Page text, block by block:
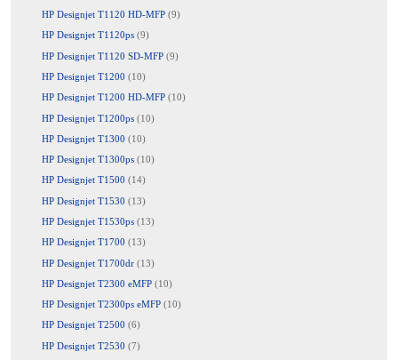
HP Designjet T1120 HD-MFP (9)
HP Designjet T1120ps (9)
HP Designjet T1120 SD-MFP (9)
HP Designjet T1200 (10)
HP Designjet T1200 HD-MFP (10)
HP Designjet T1200ps (10)
HP Designjet T1300 (10)
HP Designjet T1300ps (10)
HP Designjet T1500 (14)
HP Designjet T1530 (13)
HP Designjet T1530ps (13)
HP Designjet T1700 (13)
HP Designjet T1700dr (13)
HP Designjet T2300 eMFP (10)
HP Designjet T2300ps eMFP (10)
HP Designjet T2500 (6)
HP Designjet T2530 (7)